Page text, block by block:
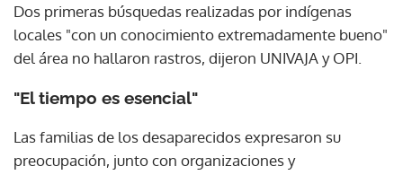
Dos primeras búsquedas realizadas por indígenas
locales "con un conocimiento extremadamente bueno"
del área no hallaron rastros, dijeron UNIVAJA y OPI.
"El tiempo es esencial"
Las familias de los desaparecidos expresaron su
preocupación, junto con organizaciones y